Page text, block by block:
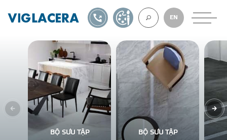
VỀ CHÚNG
GẠCH ỐP LÁT
EN
1900561582TỰ THIẾT KẾ
BỘ SƯU TẬP BỘ SƯU TẬP